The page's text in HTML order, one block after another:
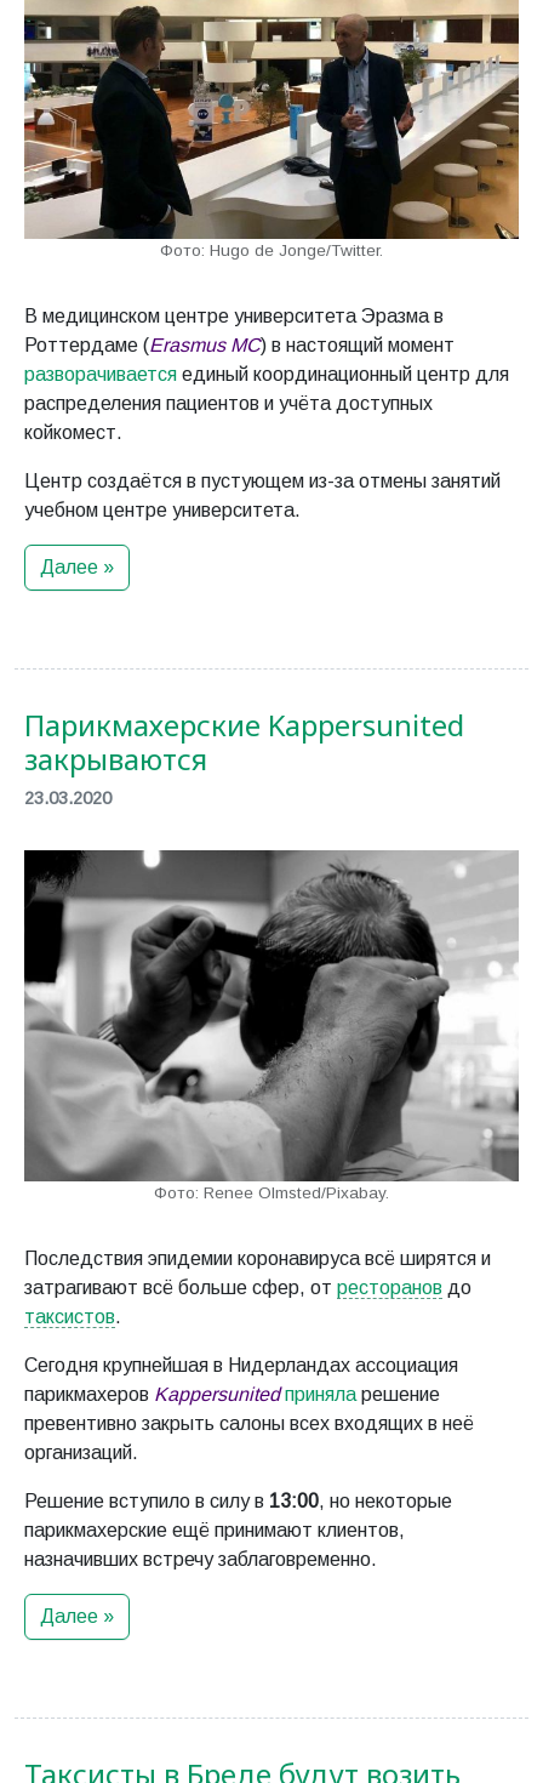
Фото: Hugo de Jonge/Twitter.
В медицинском центре университета Эразма в
Роттердаме (Erasmus MC) в настоящий момент
разворачивается единый координационный центр для
распределения пациентов и учёта доступных
койкомест.
Центр создаётся в пустующем из-за отмены занятий
учебном центре университета.
Далее »
Парикмахерские Kappersunited
закрываются
23.03.2020
Фото: Renee Olmsted/Pixabay.
Последствия эпидемии коронавируса всё ширятся и
затрагивают всё больше сфер, от ресторанов до
таксистов.
Сегодня крупнейшая в Нидерландах ассоциация
парикмахеров Kappersunited приняла решение
превентивно закрыть салоны всех входящих в неё
организаций.
Решение вступило в силу в 13:00, но некоторые
парикмахерские ещё принимают клиентов,
назначивших встречу заблаговременно.
Далее »
Таксисты в Бреде будут возить